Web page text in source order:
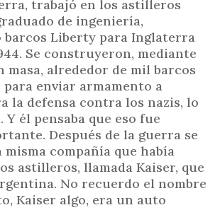
trabajó en los astilleros
de ingeniería,
barcos Liberty para Inglaterra
Se construyeron, mediante
masa, alrededor de mil barcos
para enviar armamento a
la defensa contra los nazis, lo
él pensaba que eso fue
Después de la guerra se
compañía que había
astilleros, llamada Kaiser, que
No recuerdo el nombre
Kaiser algo, era un auto